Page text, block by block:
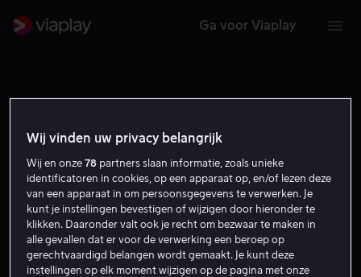
Ga voor Viaplay
Wij vinden uw privacy belangrijk
Wij en onze78 partners slaan informatie, zoals unieke
identificatoren in cookies, op een apparaat op, en/of lezen deze
van een apparaat in om persoonsgegevens te verwerken. Je
kunt je instellingen bevestigen of wijzigen door hieronder te
klikken. Daaronder valt ook je recht om bezwaar te maken in
alle gevallen dat er voor de verwerking een beroep op
gerechtvaardigd belangen wordt gemaakt. Je kunt deze
instellingen op elk moment wijzigen op de pagina met onze